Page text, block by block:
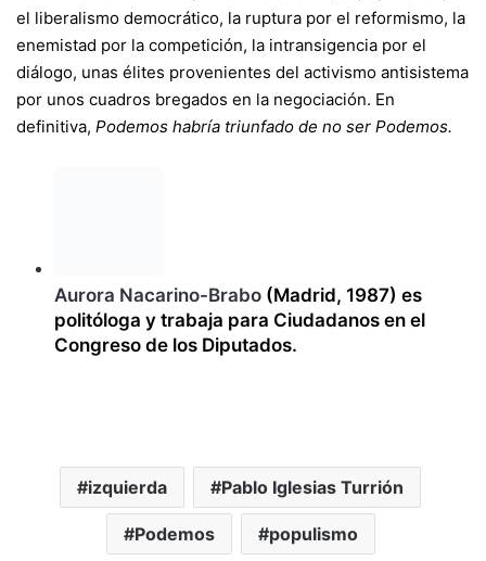
el liberalismo democrático, la ruptura por el reformismo, la
enemistad por la competición, la intransigencia por el
diálogo, unas élites provenientes del activismo antisistema
por unos cuadros bregados en la negociación. En
definitiva, Podemos habría triunfado de no ser Podemos.
Aurora Nacarino-Brabo (Madrid, 1987) es
politóloga y trabaja para Ciudadanos en el
Congreso de los Diputados.
izquierda Pablo Iglesias Turrión
Podemos populismo